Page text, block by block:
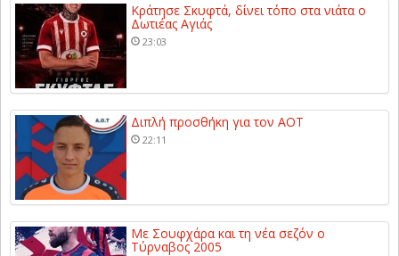
Κράτησε Σκυφτά, δίνει τόπο στα νιάτα ο
Δωτιέας Αγιάς
23:03
Διπλή προσθήκη για τον ΑΟΤ
22:11
Με Σουφχάρα και τη νέα σεζόν ο
Τύρναβος 2005